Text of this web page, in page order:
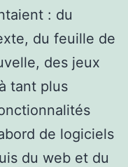
: du
du feuille de
des jeux
tant plus
de logiciels
du web et du